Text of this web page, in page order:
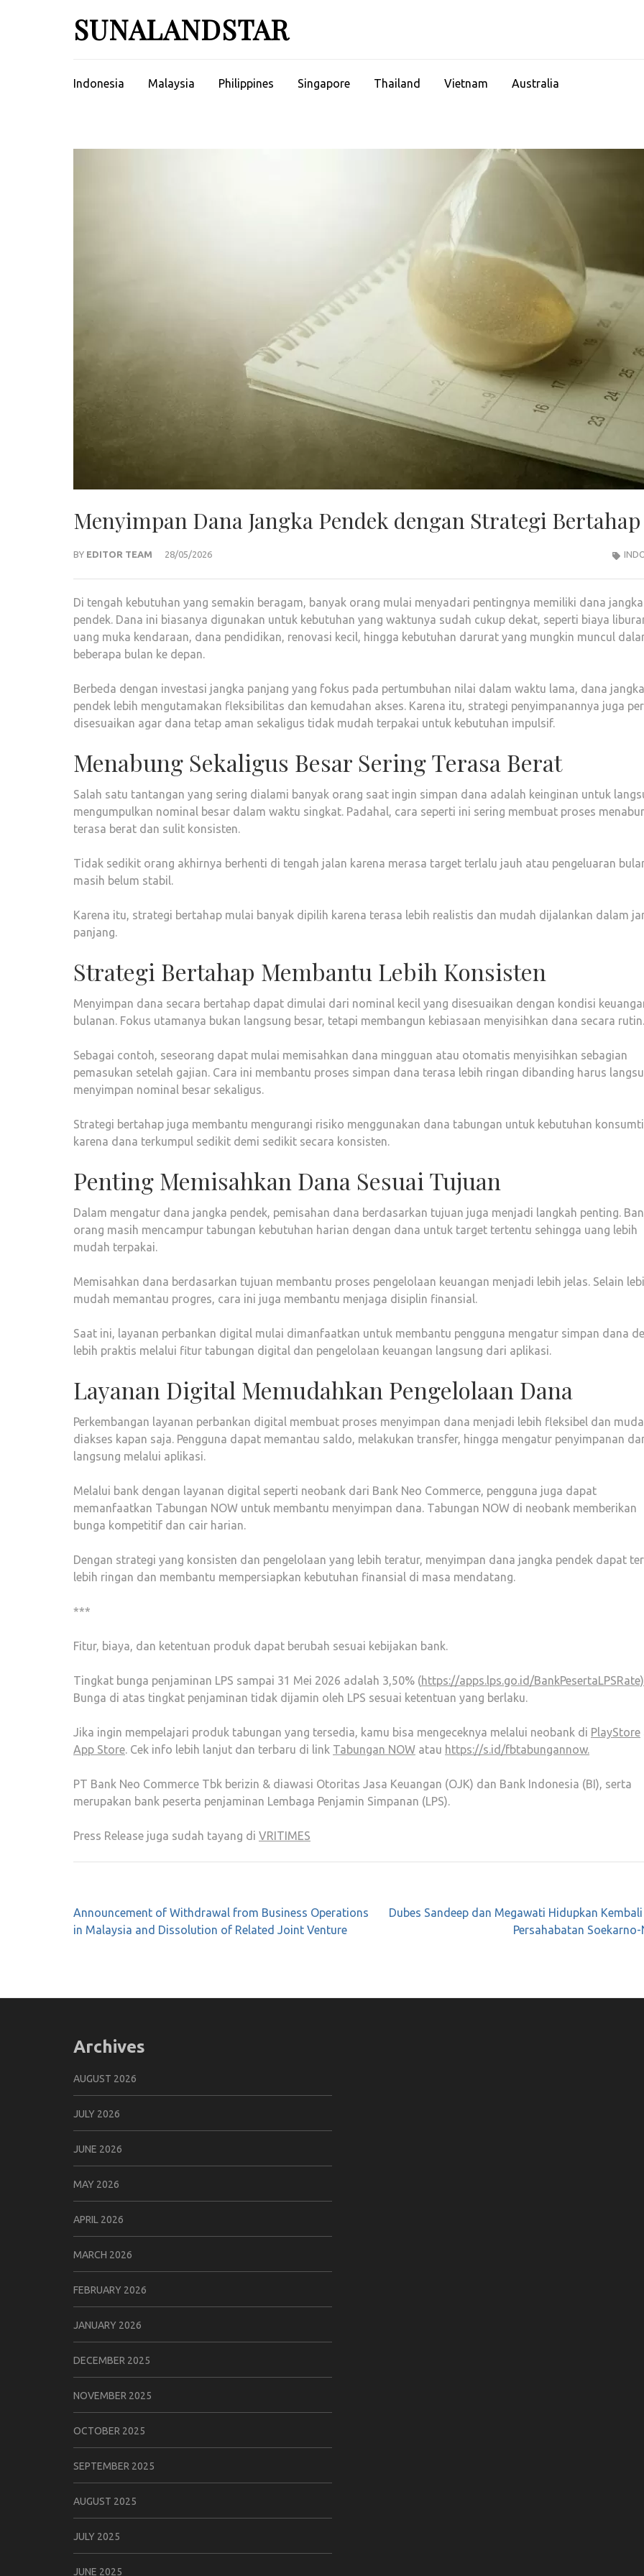
SUNALANDSTAR
Indonesia Malaysia Philippines Singapore Thailand Vietnam Australia
Menyimpan Dana Jangka Pendek dengan Strategi Bertahap
BY EDITOR TEAM 28/05/2026
Di tengah kebutuhan yang semakin beragam, banyak orang mulai menyadari pentingnya memiliki dana jangka
pendek. Dana ini biasanya digunakan untuk kebutuhan yang waktunya sudah cukup dekat, seperti biaya
uang muka kendaraan, dana pendidikan, renovasi kecil, hingga kebutuhan darurat yang mungkin muncul
beberapa bulan ke depan.
Berbeda dengan investasi jangka panjang yang fokus pada pertumbuhan nilai dalam waktu lama, dana jangka
pendek lebih mengutamakan fleksibilitas dan kemudahan akses. Karena itu, strategi penyimpanannya juga
disesuaikan agar dana tetap aman sekaligus tidak mudah terpakai untuk kebutuhan impulsif.
Menabung Sekaligus Besar Sering Terasa Berat
Salah satu tantangan yang sering dialami banyak orang saat ingin simpan dana adalah keinginan untuk
mengumpulkan nominal besar dalam waktu singkat. Padahal, cara seperti ini sering membuat proses
terasa berat dan sulit konsisten.
Tidak sedikit orang akhirnya berhenti di tengah jalan karena merasa target terlalu jauh atau pengeluaran
masih belum stabil.
Karena itu, strategi bertahap mulai banyak dipilih karena terasa lebih realistis dan mudah dijalankan dalam
panjang.
Strategi Bertahap Membantu Lebih Konsisten
Menyimpan dana secara bertahap dapat dimulai dari nominal kecil yang disesuaikan dengan kondisi
bulanan. Fokus utamanya bukan langsung besar, tetapi membangun kebiasaan menyisihkan dana secara rutin.
Sebagai contoh, seseorang dapat mulai memisahkan dana mingguan atau otomatis menyisihkan sebagian
pemasukan setelah gajian. Cara ini membantu proses simpan dana terasa lebih ringan dibanding harus
menyimpan nominal besar sekaligus.
Strategi bertahap juga membantu mengurangi risiko menggunakan dana tabungan untuk kebutuhan
karena dana terkumpul sedikit demi sedikit secara konsisten.
Penting Memisahkan Dana Sesuai Tujuan
Dalam mengatur dana jangka pendek, pemisahan dana berdasarkan tujuan juga menjadi langkah penting.
orang masih mencampur tabungan kebutuhan harian dengan dana untuk target tertentu sehingga uang lebih
mudah terpakai.
Memisahkan dana berdasarkan tujuan membantu proses pengelolaan keuangan menjadi lebih jelas. Selain
mudah memantau progres, cara ini juga membantu menjaga disiplin finansial.
Saat ini, layanan perbankan digital mulai dimanfaatkan untuk membantu pengguna mengatur simpan dana
lebih praktis melalui fitur tabungan digital dan pengelolaan keuangan langsung dari aplikasi.
Layanan Digital Memudahkan Pengelolaan Dana
Perkembangan layanan perbankan digital membuat proses menyimpan dana menjadi lebih fleksibel dan
diakses kapan saja. Pengguna dapat memantau saldo, melakukan transfer, hingga mengatur penyimpanan
langsung melalui aplikasi.
Melalui bank dengan layanan digital seperti neobank dari Bank Neo Commerce, pengguna juga dapat
memanfaatkan Tabungan NOW untuk membantu menyimpan dana. Tabungan NOW di neobank memberikan
bunga kompetitif dan cair harian.
Dengan strategi yang konsisten dan pengelolaan yang lebih teratur, menyimpan dana jangka pendek dapat
lebih ringan dan membantu mempersiapkan kebutuhan finansial di masa mendatang.
***
Fitur, biaya, dan ketentuan produk dapat berubah sesuai kebijakan bank.
Tingkat bunga penjaminan LPS sampai 31 Mei 2026 adalah 3,50% (https://apps.lps.go.id/
Bunga di atas tingkat penjaminan tidak dijamin oleh LPS sesuai ketentuan yang berlaku.
Jika ingin mempelajari produk tabungan yang tersedia, kamu bisa mengeceknya melalui neobank di PlayStore
App Store. Cek info lebih lanjut dan terbaru di link Tabungan NOW atau https://s.id/fbtabungannow.
PT Bank Neo Commerce Tbk berizin & diawasi Otoritas Jasa Keuangan (OJK) dan Bank Indonesia (BI), serta
merupakan bank peserta penjaminan Lembaga Penjamin Simpanan (LPS).⁣
Press Release juga sudah tayang di VRITIMES
Post
navigation
Announcement of Withdrawal from Business Operations
in Malaysia and Dissolution of Related Joint Venture
Dubes Sandeep dan Megawati Hidupkan
Persahabatan Soekarno-
Archives
AUGUST 2026
JULY 2026
JUNE 2026
MAY 2026
APRIL 2026
MARCH 2026
FEBRUARY 2026
JANUARY 2026
DECEMBER 2025
NOVEMBER 2025
OCTOBER 2025
SEPTEMBER 2025
AUGUST 2025
JULY 2025
JUNE 2025